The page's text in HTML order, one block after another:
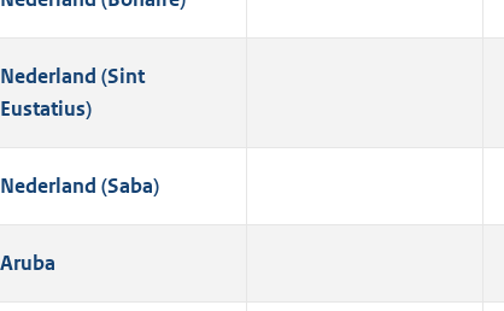
Nederland (Sint
Eustatius)
Nederland (Saba)
Aruba